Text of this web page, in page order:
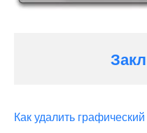
Как удалить